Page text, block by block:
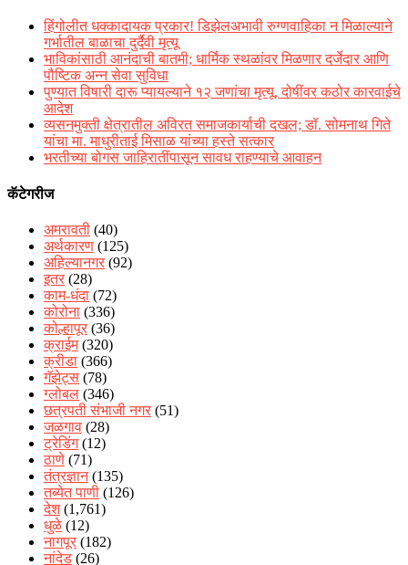
हिंगोलीत धक्कादायक प्रकार! डिझेलअभावी रुग्णवाहिका न मिळाल्याने
गर्भातील बाळाचा दुर्दैवी मृत्यू
भाविकांसाठी आनंदाची बातमी; धार्मिक स्थळांवर मिळणार दर्जेदार आणि
पौष्टिक अन्न सेवा सुविधा
पुण्यात विषारी दारू प्यायल्याने १२ जणांचा मृत्यू, दोषींवर कठोर कारवाईचे
आदेश
व्यसनमुक्ती क्षेत्रातील अविरत समाजकार्याची दखल; डॉ. सोमनाथ गिते
यांचा मा. माधुरीताई मिसाळ यांच्या हस्ते सत्कार
भरतीच्या बोगस जाहिरातींपासून सावध राहण्याचे आवाहन
कॅटेगरीज
अमरावती (40)
अर्थकारण (125)
अहिल्यानगर (92)
इतर (28)
काम-धंदा (72)
कोरोना (336)
कोल्हापूर (36)
क्राईम(320)
क्रीडा (366)
गॅझेट्स (78)
ग्लोबल (346)
छत्रपती संभाजी नगर (51)
जळगाव (28)
ट्रेडिंग(12)
ठाणे (71)
तंत्रज्ञान(135)
तब्येत पाणी (126)
देश(1,761)
धुळे (12)
नागपूर (182)
नांदेड (26)